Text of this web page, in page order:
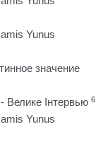
Yunus
значение
Велике Інтервью 6
Yunus